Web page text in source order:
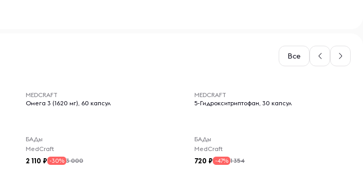
Все
MEDCRAFT
Омега 3 (1620 мг), 60 капсул
БАДы
MedCraft
2 110 -30% 3 000
MEDCRAFT
5-Гидрокситриптофан, 30 капсул
БАДы
MedCraft
720 -47% 1 354